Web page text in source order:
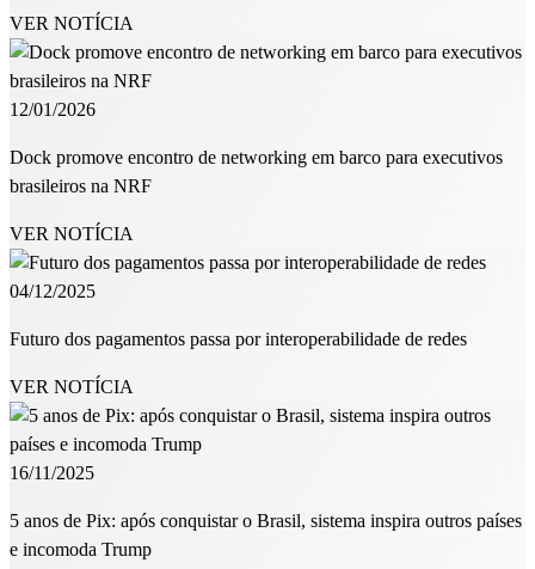
VER NOTÍCIA
12/01/2026
Dock promove encontro de networking em barco para executivos
brasileiros na NRF
VER NOTÍCIA
04/12/2025
Futuro dos pagamentos passa por interoperabilidade de redes
VER NOTÍCIA
16/11/2025
5 anos de Pix: após conquistar o Brasil, sistema inspira outros países
e incomoda Trump